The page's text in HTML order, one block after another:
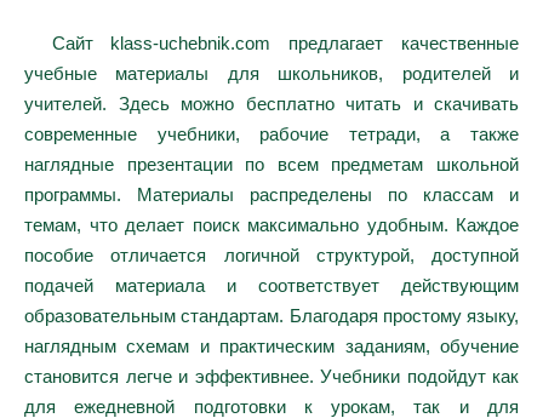
Сайт klass-uchebnik.com предлагает качественные
учебные материалы для школьников, родителей и
учителей. Здесь можно бесплатно читать и скачивать
современные учебники, рабочие тетради, а также
наглядные презентации по всем предметам школьной
программы. Материалы распределены по классам и
темам, что делает поиск максимально удобным. Каждое
пособие отличается логичной структурой, доступной
подачей материала и соответствует действующим
образовательным стандартам. Благодаря простому языку,
наглядным схемам и практическим заданиям, обучение
становится легче и эффективнее. Учебники подойдут как
для ежедневной подготовки к урокам, так и для